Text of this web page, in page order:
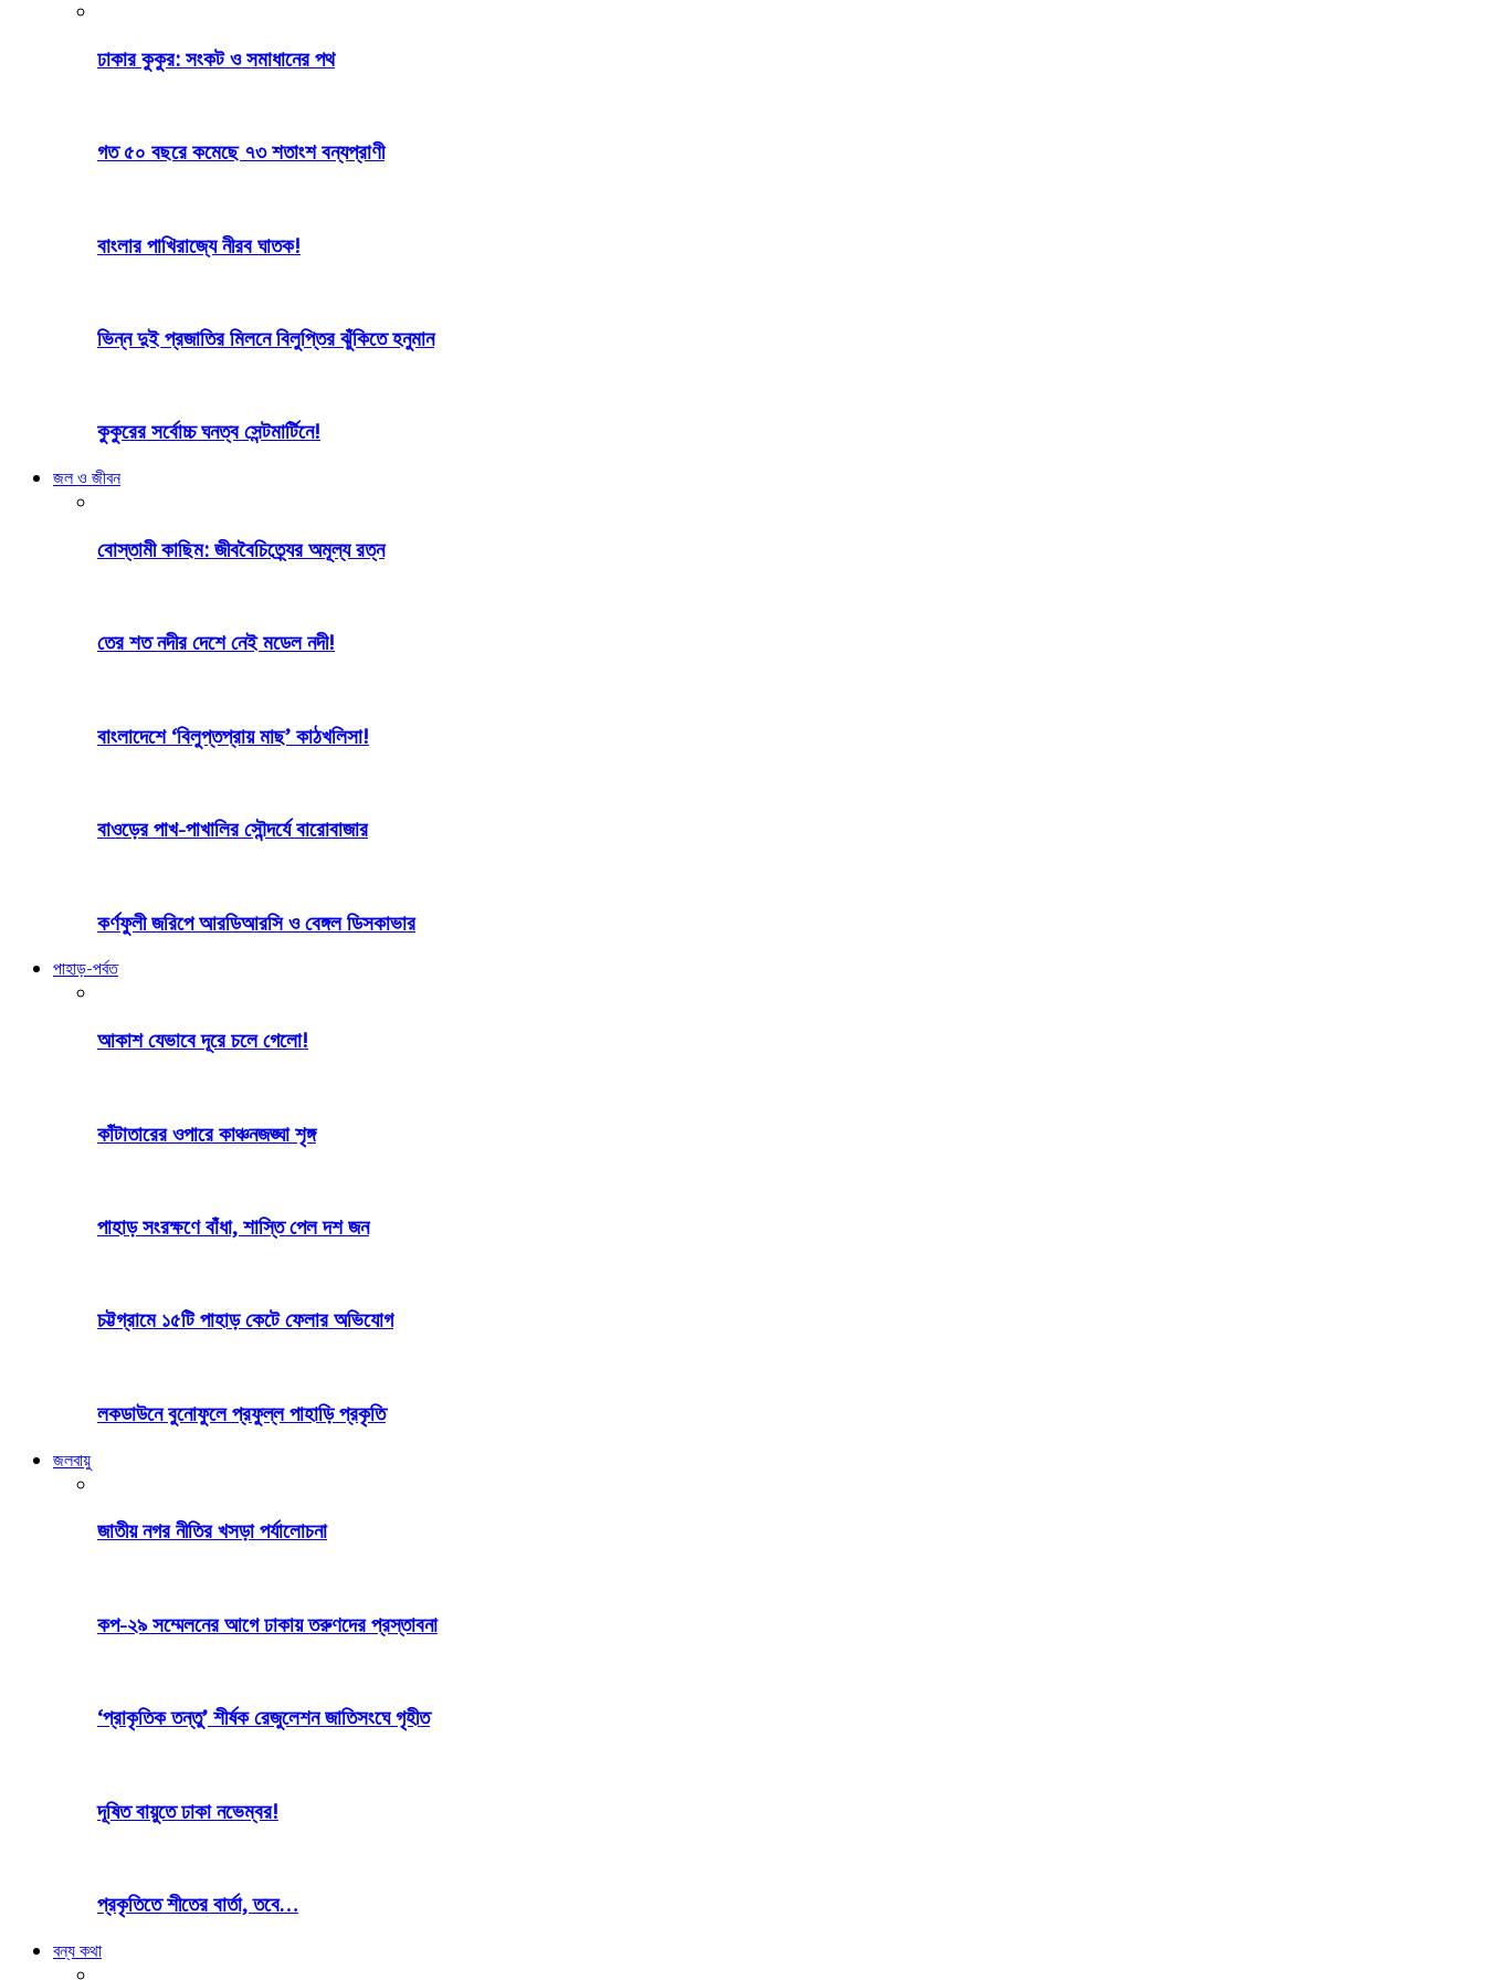
ঢাকার কুকুর: সংকট ও সমাধানের পথ
গত ৫০ বছরে কমেছে ৭৩ শতাংশ বন্যপ্রাণী
বাংলার পাখিরাজ্যে নীরব ঘাতক!
ভিন্ন দুই প্রজাতির মিলনে বিলুপ্তির ঝুঁকিতে হনুমান
কুকুরের সর্বোচ্চ ঘনত্ব সেন্টমার্টিনে!
জল ও জীবন
বোস্তামী কাছিম: জীববৈচিত্র্যের অমূল্য রত্ন
তের শত নদীর দেশে নেই মডেল নদী!
বাংলাদেশে ‘বিলুপ্তপ্রায় মাছ’ কাঠখলিসা!
বাওড়ের পাখ-পাখালির সৌন্দর্যে বারোবাজার
কর্ণফুলী জরিপে আরডিআরসি ও বেঙ্গল ডিসকাভার
পাহাড়-পর্বত
আকাশ যেভাবে দূরে চলে গেলো!
কাঁটাতারের ওপারে কাঞ্চনজঙ্ঘা শৃঙ্গ
পাহাড় সংরক্ষণে বাঁধা, শাস্তি পেল দশ জন
চট্টগ্রামে ১৫টি পাহাড় কেটে ফেলার অভিযোগ
লকডাউনে বুনোফুলে প্রফুল্ল পাহাড়ি প্রকৃতি
জলবায়ু
জাতীয় নগর নীতির খসড়া পর্যালোচনা
কপ-২৯ সম্মেলনের আগে ঢাকায় তরুণদের প্রস্তাবনা
‘প্রাকৃতিক তন্তু’ শীর্ষক রেজুলেশন জাতিসংঘে গৃহীত
দূষিত বায়ুতে ঢাকা নভেম্বর!
প্রকৃতিতে শীতের বার্তা, তবে…
বন্য কথা